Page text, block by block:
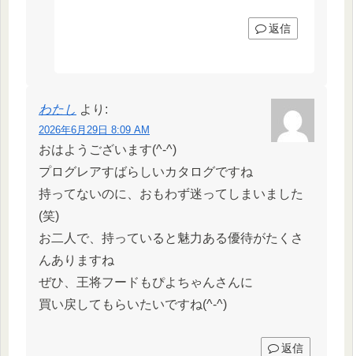
返信
わたし より:
2026年6月29日 8:09 AM
おはようございます(^-^)
プログレアすばらしいカタログですね
持ってないのに、おもわず迷ってしまいました
(笑)
お二人で、持っていると魅力ある優待がたくさ
んありますね
ぜひ、王将フードもぴよちゃんさんに
買い戻してもらいたいですね(^-^)
返信